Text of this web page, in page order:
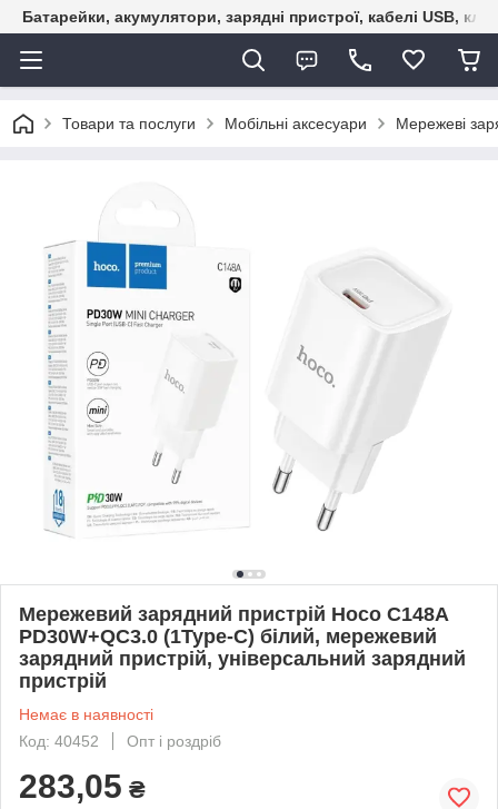
Батарейки, акумулятори, зарядні пристрої, кабелі USB,
Товари та послуги Мобільні аксесуари Мережеві
Мережевий зарядний пристрій Hoco C148A
PD30W+QC3.0 (1Type-C) білий, мережевий
зарядний пристрій, універсальний зарядний
пристрій
Немає в наявності
Код: 40452
Опт і роздріб
283,05 ₴